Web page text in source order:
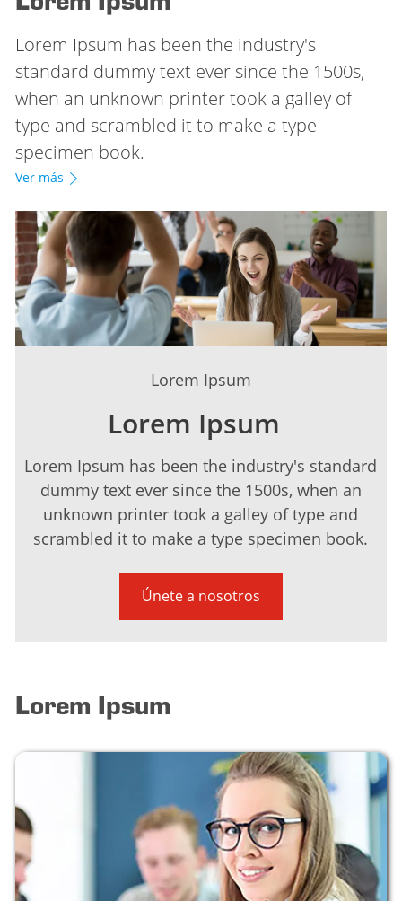
Lorem Ipsum has been the industry's
standard dummy text ever since the 1500s,
when an unknown printer took a galley of
type and scrambled it to make a type
specimen book.
Ver más
en
Lorem Ipsum
Lorem Ipsum
Lorem Ipsum has been the industry's standard
dummy text ever since the 1500s, when an
unknown printer took a galley of type and
scrambled it to make a type specimen book.
Únete a nosotros
Lorem Ipsum